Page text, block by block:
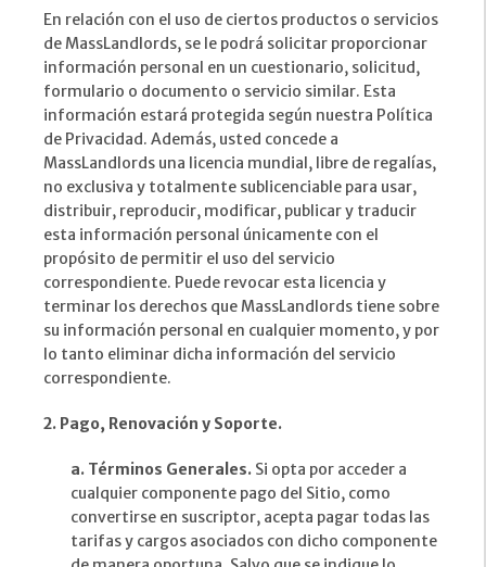
En relación con el uso de ciertos productos o servicios
de MassLandlords, se le podrá solicitar proporcionar
información personal en un cuestionario, solicitud,
formulario o documento o servicio similar. Esta
información estará protegida según nuestra Política
de Privacidad. Además, usted concede a
MassLandlords una licencia mundial, libre de regalías,
no exclusiva y totalmente sublicenciable para usar,
distribuir, reproducir, modificar, publicar y traducir
esta información personal únicamente con el
propósito de permitir el uso del servicio
correspondiente. Puede revocar esta licencia y
terminar los derechos que MassLandlords tiene sobre
su información personal en cualquier momento, y por
lo tanto eliminar dicha información del servicio
correspondiente.
2. Pago, Renovación y Soporte.
a. Términos Generales. Si opta por acceder a
cualquier componente pago del Sitio, como
convertirse en suscriptor, acepta pagar todas las
tarifas y cargos asociados con dicho componente